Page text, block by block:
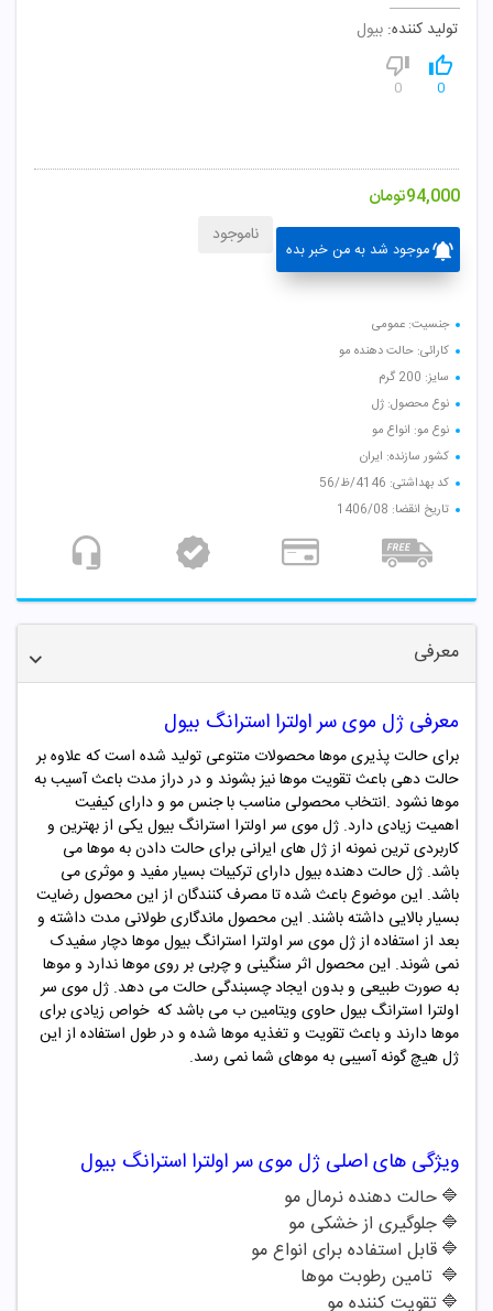
تولید کننده: بیول
0
0
94,000تومان
موجود شد به من خبر بده
ناموجود
جنسیت: عمومی
کارائی: حالت دهنده مو
سایز: 200 گرم
نوع محصول: ژل
نوع مو: انواع مو
کشور سازنده: ایران
کد بهداشتی: 4146/ظ/56
تاریخ انقضا: 1406/08
معرفی
معرفی ژل موی سر اولترا استرانگ بیول
برای حالت پذیری موها محصولات متنوعی تولید شده است که علاوه بر
حالت دهی باعث تقویت موها نیز بشوند و در دراز مدت باعث آسیب به
موها نشود .انتخاب محصولی مناسب با جنس مو و دارای کیفیت
اهمیت زیادی دارد. ژل موی سر اولترا استرانگ بیول یکی از بهترین و
کاربردی ترین نمونه از ژل های ایرانی برای حالت دادن به موها می
باشد. ژل حالت دهنده بیول دارای ترکیبات بسیار مفید و موثری می
باشد. این موضوع باعث شده تا مصرف کنندگان از این محصول رضایت
بسیار بالایی داشته باشند. این محصول ماندگاری طولانی مدت داشته و
بعد از استفاده ازژل موی سر اولترا استرانگ بیولموها دچار سفیدک
نمی شوند. این محصول اثر سنگینی و چربی بر روی موها ندارد و موها
به صورت طبیعی و بدون ایجاد چسبندگی حالت می دهد. ژل موی سر
اولترا استرانگ بیولحاوی ویتامین ب می باشد که خواص زیادی برای
موها دارند و باعث تقویت و تغذیه موها شده و در طول استفاده از این
ژل هیچ گونه آسیبی به موهای شما نمی رسد.
ویژگی های اصلی ژل موی سراولترا استرانگ بیول
🔷حالت دهنده نرمال مو
🔷جلوگیری از خشکی مو
🔷قابل استفاده برای انواع مو
🔷 تامین رطوبت موها
🔷تقویت کننده مو